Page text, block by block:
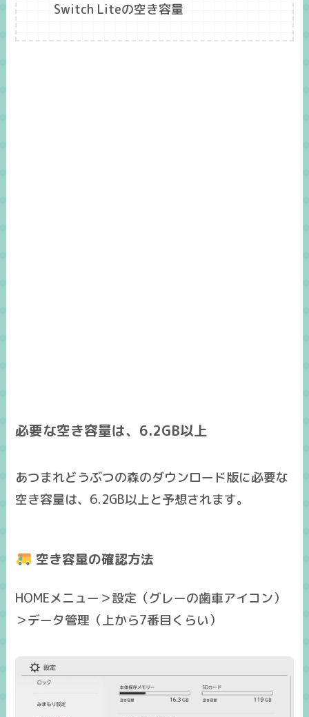
Switch Liteの空き容量
必要な空き容量は、6.2GB以上
あつまれどうぶつの森のダウンロード版に必要な
空き容量は、 6.2GB以上と予想されます。
空き容量の確認方法
HOMEメニュー＞設定（グレーの歯車アイコン）
＞データ管理（上から7番目くらい）